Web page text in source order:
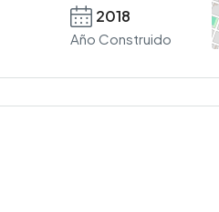
2018
Año Construido